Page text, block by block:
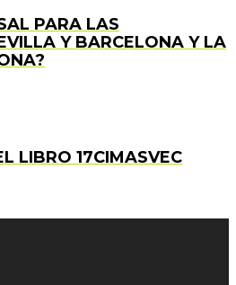
PARA LAS
Y BARCELONA Y LA
LIBRO 17CIMASVEC